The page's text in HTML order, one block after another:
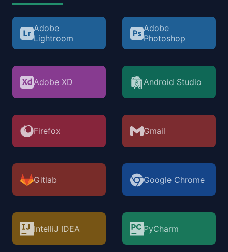
Adobe
Lightroom
Adobe
Photoshop
Adobe XD Android Studio
Firefox Gmail
Gitlab Google Chrome
IntelliJ IDEA PyCharm